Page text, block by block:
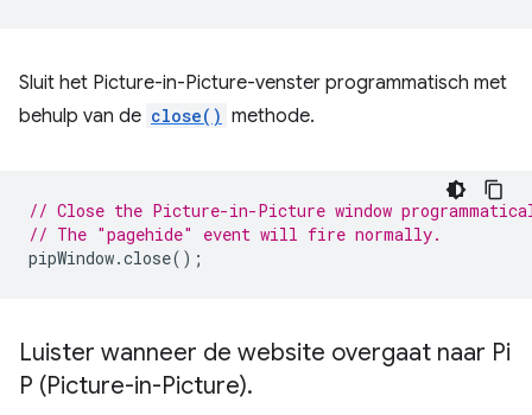
Sluit het Picture-in-Picture-venster programmatisch met
behulp van de close() methode.
// Close the Picture-in-Picture window
// The "pagehide" event will fire normally.
pipWindow.close();
Luister wanneer de website overgaat naar Pi
P (Picture-in-Picture).